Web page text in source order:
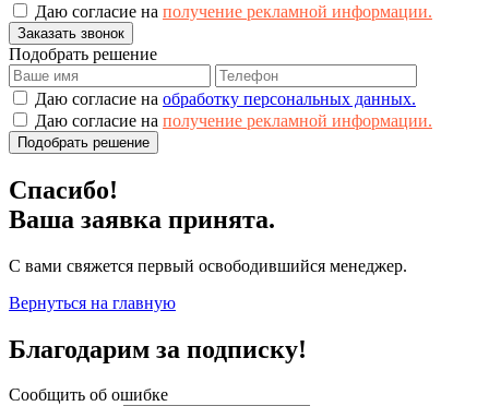
Даю согласие на получение рекламной информации.
Заказать звонок
Подобрать решение
Даю согласие на обработку персональных данных.
Даю согласие на получение рекламной информации.
Подобрать решение
Спасибо!
Ваша заявка принята.
С вами свяжется первый освободившийся менеджер.
Вернуться на главную
Благодарим за подписку!
Сообщить об ошибке